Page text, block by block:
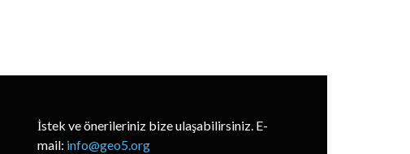
İstek ve önerileriniz bize ulaşabilirsiniz. E-
mail: info@geo5.org